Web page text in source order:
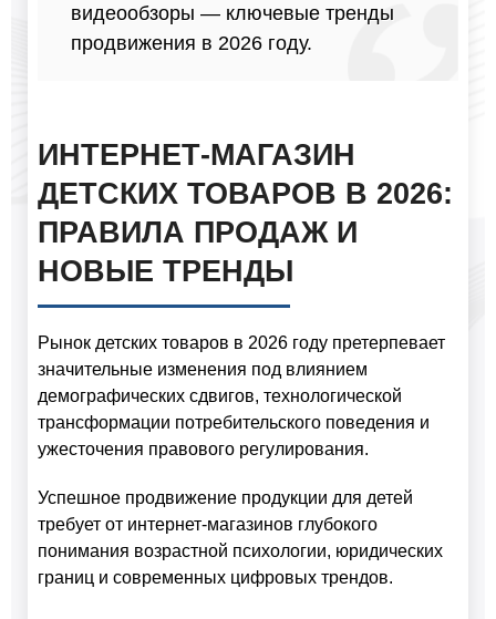
видеообзоры — ключевые тренды
продвижения в 2026 году.
ИНТЕРНЕТ-МАГАЗИН
ДЕТСКИХ ТОВАРОВ В 2026:
ПРАВИЛА ПРОДАЖ И
НОВЫЕ ТРЕНДЫ
Рынок детских товаров в 2026 году претерпевает
значительные изменения под влиянием
демографических сдвигов, технологической
трансформации потребительского поведения и
ужесточения правового регулирования.
Успешное продвижение продукции для детей
требует от интернет-магазинов глубокого
понимания возрастной психологии, юридических
границ и современных цифровых трендов.